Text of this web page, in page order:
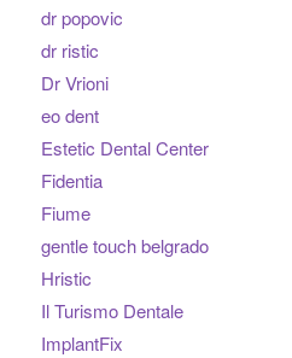
dr popovic
dr ristic
Dr Vrioni
eo dent
Estetic Dental Center
Fidentia
Fiume
gentle touch belgrado
Hristic
Il Turismo Dentale
ImplantFix